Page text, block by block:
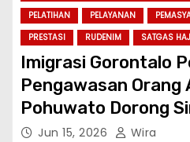
PELATIHAN
PELAYANAN
PRESTASI
RUDENIM SATGAS
Imigrasi Gorontalo
Pengawasan Orang
Pohuwato Dorong
Optimalisasi APOA
Jun 15, 2026 Wira